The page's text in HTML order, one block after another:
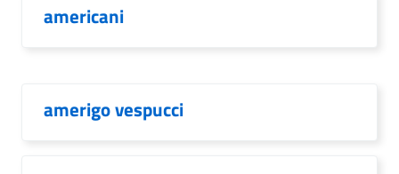
americani
amerigo vespucci